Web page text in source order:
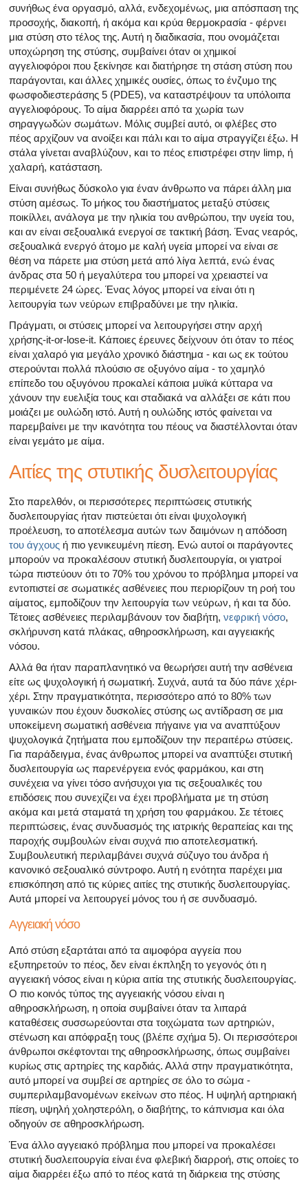
συνήθως ένα οργασμό, αλλά, ενδεχομένως, μια απόσπαση της
προσοχής, διακοπή, ή ακόμα και κρύα θερμοκρασία - φέρνει
μια στύση στο τέλος της. Αυτή η διαδικασία, που ονομάζεται
υποχώρηση της στύσης, συμβαίνει όταν οι χημικοί
αγγελιοφόροι που ξεκίνησε και διατήρησε τη στάση στύση που
παράγονται, και άλλες χημικές ουσίες, όπως το ένζυμο της
φωσφοδιεστεράσης 5 (PDE5), να καταστρέψουν τα υπόλοιπα
αγγελιοφόρους. Το αίμα διαρρέει από τα χωρία των
σηραγγωδών σωμάτων. Μόλις συμβεί αυτό, οι φλέβες στο
πέος αρχίζουν να ανοίξει και πάλι και το αίμα στραγγίζει έξω. Η
στάλα γίνεται αναβλύζουν, και το πέος επιστρέφει στην limp, ή
χαλαρή, κατάσταση.
Είναι συνήθως δύσκολο για έναν άνθρωπο να πάρει άλλη μια
στύση αμέσως. Το μήκος του διαστήματος μεταξύ στύσεις
ποικίλλει, ανάλογα με την ηλικία του ανθρώπου, την υγεία του,
και αν είναι σεξουαλικά ενεργοί σε τακτική βάση. Ένας νεαρός,
σεξουαλικά ενεργό άτομο με καλή υγεία μπορεί να είναι σε
θέση να πάρετε μια στύση μετά από λίγα λεπτά, ενώ ένας
άνδρας στα 50 ή μεγαλύτερα του μπορεί να χρειαστεί να
περιμένετε 24 ώρες. Ένας λόγος μπορεί να είναι ότι η
λειτουργία των νεύρων επιβραδύνει με την ηλικία.
Πράγματι, οι στύσεις μπορεί να λειτουργήσει στην αρχή
χρήσης-it-or-lose-it. Κάποιες έρευνες δείχνουν ότι όταν το πέος
είναι χαλαρό για μεγάλο χρονικό διάστημα - και ως εκ τούτου
στερούνται πολλά πλούσιο σε οξυγόνο αίμα - το χαμηλό
επίπεδο του οξυγόνου προκαλεί κάποια μυϊκά κύτταρα να
χάνουν την ευελιξία τους και σταδιακά να αλλάξει σε κάτι που
μοιάζει με ουλώδη ιστό. Αυτή η ουλώδης ιστός φαίνεται να
παρεμβαίνει με την ικανότητα του πέους να διαστέλλονται όταν
είναι γεμάτο με αίμα.
Αιτίες της στυτικής δυσλειτουργίας
Στο παρελθόν, οι περισσότερες περιπτώσεις στυτικής
δυσλειτουργίας ήταν πιστεύεται ότι είναι ψυχολογική
προέλευση, το αποτέλεσμα αυτών των δαιμόνων η απόδοση
του άγχους ή πιο γενικευμένη πίεση. Ενώ αυτοί οι παράγοντες
μπορούν να προκαλέσουν στυτική δυσλειτουργία, οι γιατροί
τώρα πιστεύουν ότι το 70% του χρόνου το πρόβλημα μπορεί να
εντοπιστεί σε σωματικές ασθένειες που περιορίζουν τη ροή του
αίματος, εμποδίζουν την λειτουργία των νεύρων, ή και τα δύο.
Τέτοιες ασθένειες περιλαμβάνουν τον διαβήτη, νεφρική νόσο,
σκλήρυνση κατά πλάκας, αθηροσκλήρωση, και αγγειακής
νόσου.
Αλλά θα ήταν παραπλανητικό να θεωρήσει αυτή την ασθένεια
είτε ως ψυχολογική ή σωματική. Συχνά, αυτά τα δύο πάνε χέρι-
χέρι. Στην πραγματικότητα, περισσότερο από το 80% των
γυναικών που έχουν δυσκολίες στύσης ως αντίδραση σε μια
υποκείμενη σωματική ασθένεια πήγαινε για να αναπτύξουν
ψυχολογικά ζητήματα που εμποδίζουν την περαιτέρω στύσεις.
Για παράδειγμα, ένας άνθρωπος μπορεί να αναπτύξει στυτική
δυσλειτουργία ως παρενέργεια ενός φαρμάκου, και στη
συνέχεια να γίνει τόσο ανήσυχοι για τις σεξουαλικές του
επιδόσεις που συνεχίζει να έχει προβλήματα με τη στύση
ακόμα και μετά σταματά τη χρήση του φαρμάκου. Σε τέτοιες
περιπτώσεις, ένας συνδυασμός της ιατρικής θεραπείας και της
παροχής συμβουλών είναι συχνά πιο αποτελεσματική.
Συμβουλευτική περιλαμβάνει συχνά σύζυγο του άνδρα ή
κανονικό σεξουαλικό σύντροφο. Αυτή η ενότητα παρέχει μια
επισκόπηση από τις κύριες αιτίες της στυτικής δυσλειτουργίας.
Αυτά μπορεί να λειτουργεί μόνος του ή σε συνδυασμό.
Αγγειακή νόσο
Από στύση εξαρτάται από τα αιμοφόρα αγγεία που
εξυπηρετούν το πέος, δεν είναι έκπληξη το γεγονός ότι η
αγγειακή νόσος είναι η κύρια αιτία της στυτικής δυσλειτουργίας.
Ο πιο κοινός τύπος της αγγειακής νόσου είναι η
αθηροσκλήρωση, η οποία συμβαίνει όταν τα λιπαρά
καταθέσεις συσσωρεύονται στα τοιχώματα των αρτηριών,
στένωση και απόφραξη τους (βλέπε σχήμα 5). Οι περισσότεροι
άνθρωποι σκέφτονται της αθηροσκλήρωσης, όπως συμβαίνει
κυρίως στις αρτηρίες της καρδιάς. Αλλά στην πραγματικότητα,
αυτό μπορεί να συμβεί σε αρτηρίες σε όλο το σώμα -
συμπεριλαμβανομένων εκείνων στο πέος. Η υψηλή αρτηριακή
πίεση, υψηλή χοληστερόλη, ο διαβήτης, το κάπνισμα και όλα
οδηγούν σε αθηροσκλήρωση.
Ένα άλλο αγγειακό πρόβλημα που μπορεί να προκαλέσει
στυτική δυσλειτουργία είναι ένα φλεβική διαρροή, στις οποίες το
αίμα διαρρέει έξω από το πέος κατά τη διάρκεια της στύσης